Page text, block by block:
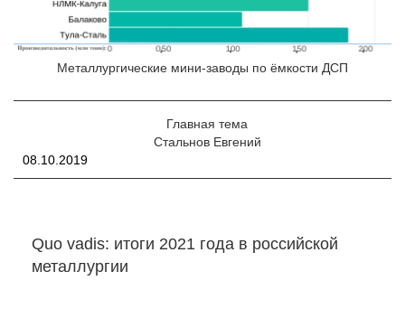
Металлургические мини-заводы по ёмкости ДСП
Главная тема
Стальнов Евгений
08.10.2019
Quo vadis: итоги 2021 года в российской
металлургии